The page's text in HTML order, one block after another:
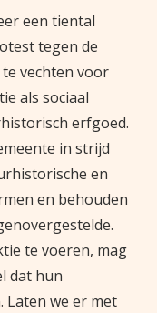
een tiental
tegen de
vechten voor
als sociaal
erfgoed.
in strijd
en
en behouden
te voeren, mag
dat hun
Laten we er met